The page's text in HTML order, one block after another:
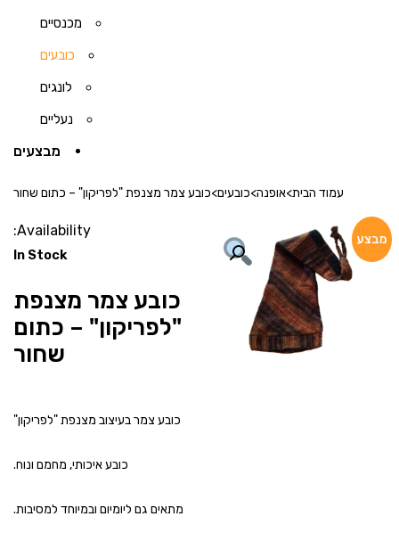
מכנסיים
כובעים
לונגים
נעליים
מבצעים
עמוד הבית>אופנה>כובעים>כובע צמר מצנפת "לפריקון" – כתום שחור
מבצע
Availability:
In Stock
כובע צמר מצנפת
"לפריקון" – כתום
שחור
כובע צמר בעיצוב מצנפת "לפריקון"
כובע איכותי, מחמם ונוח.
מתאים גם ליומיום ובמיוחד למסיבות.